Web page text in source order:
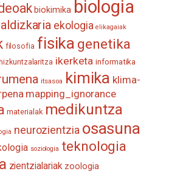
biokimika biologia
ekologia elikagaiak
filosofia fisika genetika
hizkuntzalaritza ikerketa informatika
itsasoa kimika klima-
mapping_ignorance
materialak medikuntza
neurozientzia osasuna
soziologia teknologia
zientzialariak zoologia